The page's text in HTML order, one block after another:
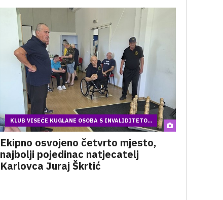
KLUB VISEĆE KUGLANE OSOBA S INVALIDITETO...
Ekipno osvojeno četvrto mjesto,
najbolji pojedinac natjecatelj
Karlovca Juraj Škrtić